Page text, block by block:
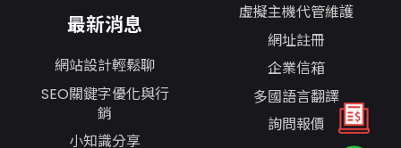
最新消息
網站設計輕鬆聊
SEO關鍵字優化與行
銷
小知識分享
虛擬主機代管維護
網址註冊
企業信箱
多國語言翻譯
詢問報價